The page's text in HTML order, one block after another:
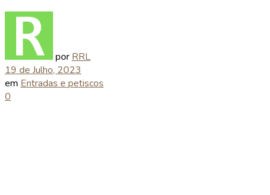
por RRL
19 de Julho, 2023
em Entradas e petiscos
0